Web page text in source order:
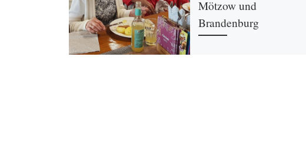
Mötzow und
Brandenburg